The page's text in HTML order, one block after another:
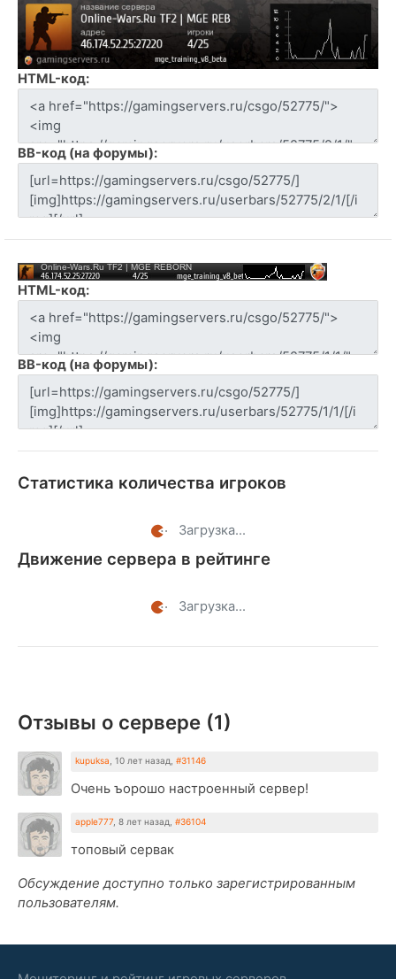
HTML-код:
BB-код (на форумы):
HTML-код:
BB-код (на форумы):
Статистика количества игроков
Загрузка...
Движение сервера в рейтинге
Загрузка...
Отзывы о сервере (1)
kupuksa 10 лет назад #31146
Очень ъорошо настроенный сервер!
apple777 8 лет назад #36104
топовый сервак
Обсуждение доступно только зарегистрированным
пользователям.